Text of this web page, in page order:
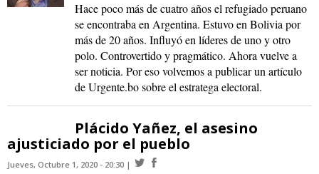
Hace poco más de cuatro años el refugiado peruano
se encontraba en Argentina. Estuvo en Bolivia por
más de 20 años. Influyó en líderes de uno y otro
polo. Controvertido y pragmático. Ahora vuelve a
ser noticia. Por eso volvemos a publicar un artículo
de Urgente.bo sobre el estratega electoral.
Plácido Yañez, el asesino
ajusticiado por el pueblo
Jueves, Octubre 1, 2020 - 20:30